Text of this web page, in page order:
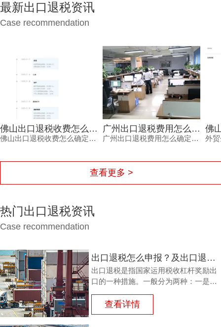
最新出口退税资讯
Case recommendation
佛山出口退税收费怎么确定？别再为糊涂账买单，内行揭秘
佛山出口退税收费怎么确定？本文从企业做账现状、机构定价逻辑、服务价值三方面展开分析，帮助外贸企业避开低价陷阱与隐性收费。鸿裕财税以透明收费、专业团队、完善服务及不成功退款承诺，为出口企业提供可靠选择。
广州出口退税费用怎么确定？这三个细节不看清容易钱货两空
广州出口退税费用怎么确定？不同代理机构报价差异大，背后隐藏着服务范围、团队专业度、流程透明度与售后保障的多重考量。本文结合外贸企业真实痛点，梳理费用确定的三大细节，帮助负责人避开退税路上的坑，让每一笔销售收入都退得安心。
查看更多 >
热门出口退税资讯
Case recommendation
出口退税怎么申报？及出口退税怎么进行填写增值税申报表?
出口退税是指国家运用税收杠杆奖励出
口的一种措施。一般分为两种：一是退
或半成品，加工制成产品出口时，退还
其已纳的进口税。
查看详情